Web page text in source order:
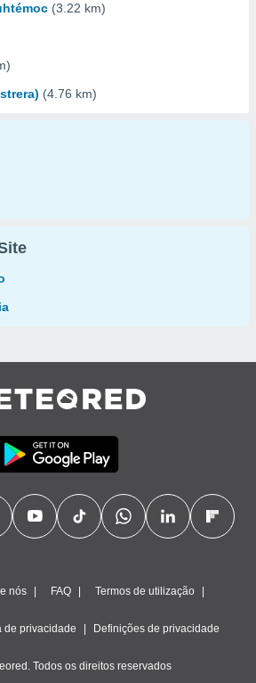
(3.22 km)
(4.76 km)
nós FAQ Termos de utilização
de privacidade Definições de privacidade
Todos os direitos reservados